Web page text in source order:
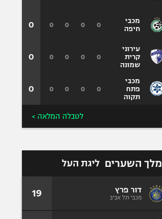
מכבי
חיפה
עירוני
קרית
שמונה
מכבי
פתח
תקוה
0
0
0
0
0
0
0
0
0
0
0
0
0
0
0
לטבלה המלאה >
מלך השערים ליגת העל
דור פרץ
מכבי תל אביב 19